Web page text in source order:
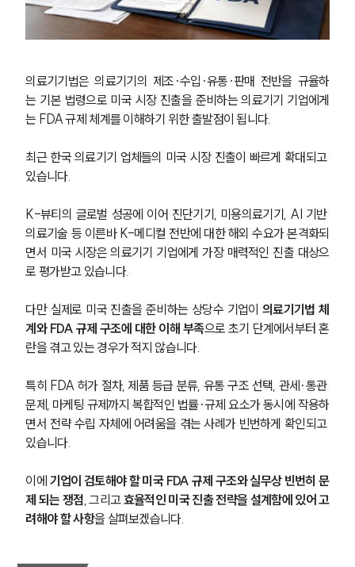
의료기기법은 의료기기의 제조·수입·유통·판매 전반을 규율하
는 기본 법령으로 미국 시장 진출을 준비하는 의료기기 기업에게
는 FDA 규제 체계를 이해하기 위한 출발점이 됩니다.
최근 한국 의료기기 업체들의 미국 시장 진출이 빠르게 확대되고
있습니다.
K-뷰티의 글로벌 성공에 이어 진단기기, 미용의료기기, AI 기반
의료기술 등 이른바 K-메디컬 전반에 대한 해외 수요가 본격화되
면서 미국 시장은 의료기기 기업에게 가장 매력적인 진출 대상으
로 평가받고 있습니다.
다만 실제로 미국 진출을 준비하는 상당수 기업이 의료기기법 체
계와 FDA 규제 구조에 대한 이해 부족으로 초기 단계에서부터 혼
란을 겪고 있는 경우가 적지 않습니다.
특히 FDA 허가 절차, 제품 등급 분류, 유통 구조 선택, 관세·통관
문제, 마케팅 규제까지 복합적인 법률·규제 요소가 동시에 작용하
면서 전략 수립 자체에 어려움을 겪는 사례가 빈번하게 확인되고
있습니다.
이에 기업이 검토해야 할 미국 FDA 규제 구조와 실무상 빈번히 문
제 되는 쟁점 , 그리고 효율적인 미국 진출 전략을 설계함에 있어 고
려해야 할 사항을 살펴보겠습니다.